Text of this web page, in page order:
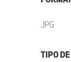
.JPG
TIPO